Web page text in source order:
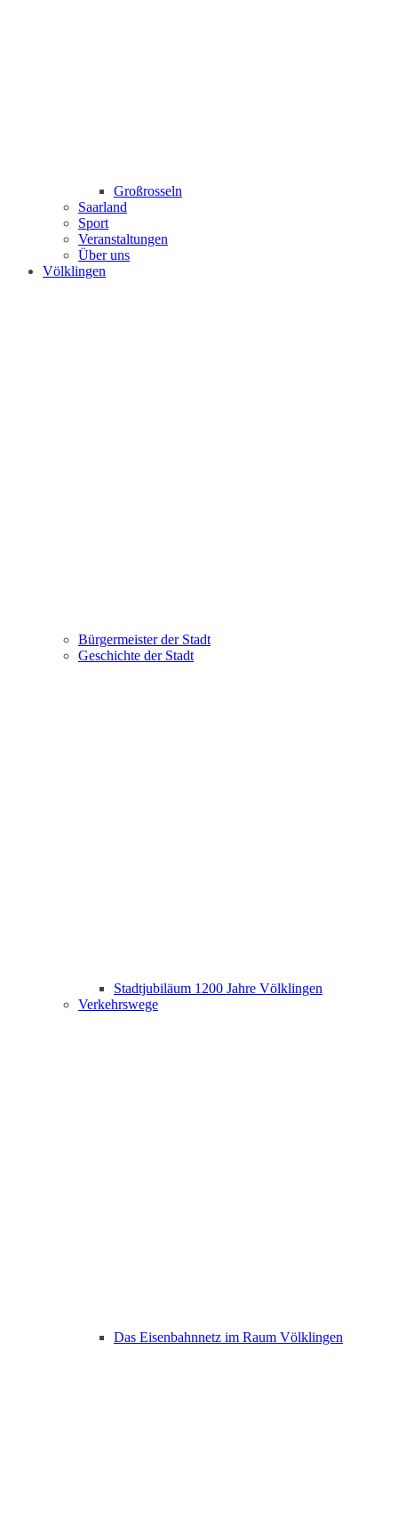
Großrosseln
Saarland
Sport
Veranstaltungen
Über uns
Völklingen
Bürgermeister der Stadt
Geschichte der Stadt
Stadtjubiläum 1200 Jahre Völklingen
Verkehrswege
Das Eisenbahnnetz im Raum Völklingen